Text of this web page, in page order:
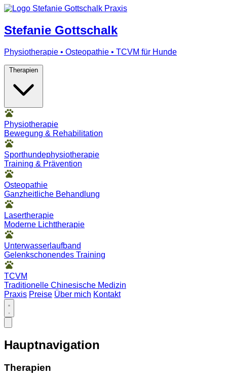
Stefanie Gottschalk
Physiotherapie • Osteopathie • TCVM für Hunde
Therapien
Physiotherapie
Bewegung & Rehabilitation
Sporthundephysiotherapie
Training & Prävention
Osteopathie
Ganzheitliche Behandlung
Lasertherapie
Moderne Lichttherapie
Unterwasserlaufband
Gelenkschonendes Training
TCVM
Traditionelle Chinesische Medizin
Praxis Preise Über mich Kontakt
Hauptnavigation
Therapien